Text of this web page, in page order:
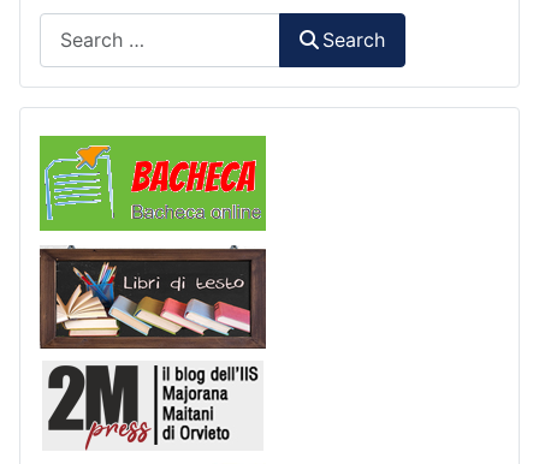
Search
Libri di Testo